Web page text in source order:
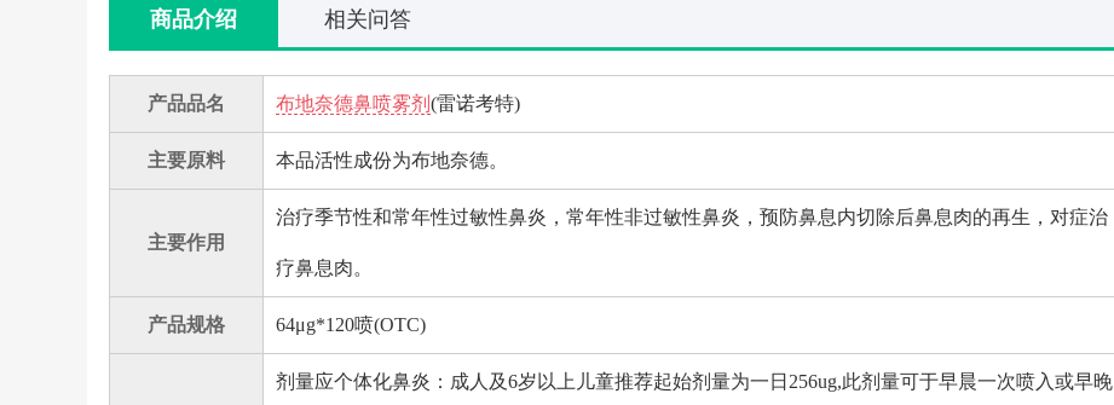
商品介绍 相关问答
产品品名 布地奈德鼻喷雾剂 (雷诺考特)
主要原料 本品活性成份为布地奈德。
主要作用
治疗季节性和常年性过敏性鼻炎，常年性非过敏性鼻炎，预防鼻息内切除后鼻息肉的再生，对症治
疗鼻息肉。
产品规格 64μg*120喷(OTC)
剂量应个体化鼻炎：成人及6岁以上儿童推荐起始剂量为一日256ug,此剂量可于早晨一次喷入或早晚